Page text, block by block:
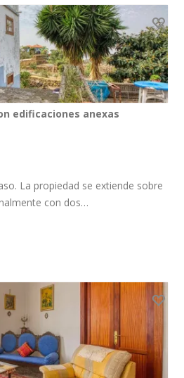
edificaciones anexas
La propiedad se extiende sobre
con dos…